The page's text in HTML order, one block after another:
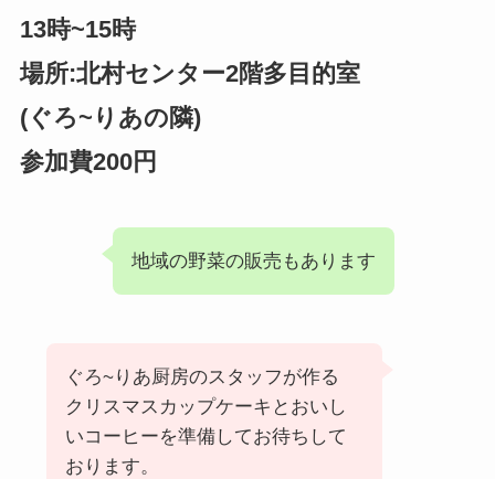
13時~15時
場所:北村センター2階多目的室
(ぐろ~りあの隣)
参加費200円
地域の野菜の販売もあります
ぐろ~りあ厨房のスタッフが作る
クリスマスカップケーキとおいし
いコーヒーを準備してお待ちして
おります。